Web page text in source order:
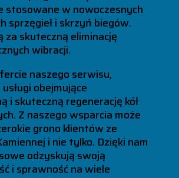
stosowane w nowoczesnych
sprzęgieł i skrzyń biegów.
za skuteczną eliminację
wibracji.
naszego serwisu,
obejmujące
i skuteczną regenerację kół
Z naszego wsparcia może
grono klientów ze
i nie tylko. Dzięki nam
odzyskują swoją
i sprawność na wiele